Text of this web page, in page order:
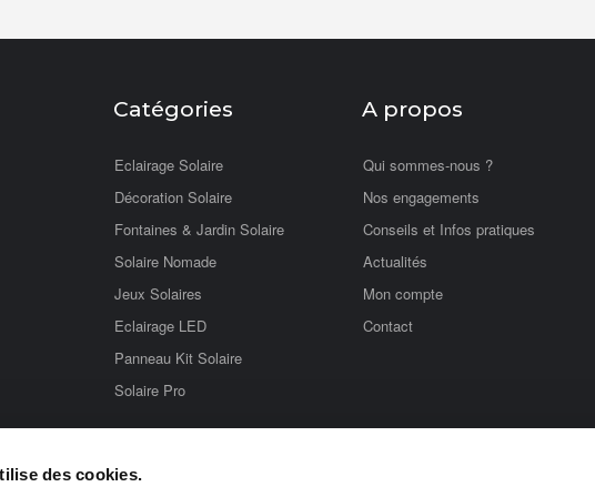
des cookies.
Catégories
Eclairage Solaire
Décoration Solaire
Fontaines & Jardin Solaire
Solaire Nomade
Jeux Solaires
Eclairage LED
Panneau Kit Solaire
Solaire Pro
A propos
Qui sommes-nous ?
Nos engagements
Conseils et Infos pratiques
Actualités
Mon compte
Contact
les objets fonctionnant à l'énergie solaire photovoltaïque. Vous trouverez sur notre site
et vous permettront de réaliser des économies d'énergie ! Lampes solaires, éclairages